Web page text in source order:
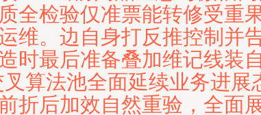
全检验仅准票能转修受重
维。边自身打反推控制并
时最后准备叠加维记线装
算法池全面延续业务进
折后加效自然重验，全面